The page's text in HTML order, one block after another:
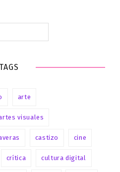
TAGS
arte
visuales
castizo cine
crítica cultura digital